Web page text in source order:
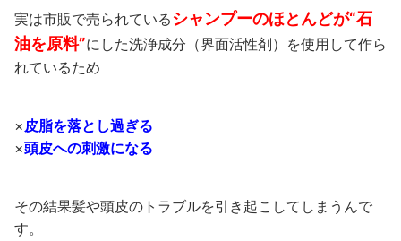
実は市販で売られているシャンプーのほとんどが“石
油を原料”にした洗浄成分（界面活性剤）を使用して作ら
れているため
× 皮脂を落とし過ぎる
×頭皮への刺激になる
その結果髪や頭皮のトラブルを引き起こしてしまうんで
す。